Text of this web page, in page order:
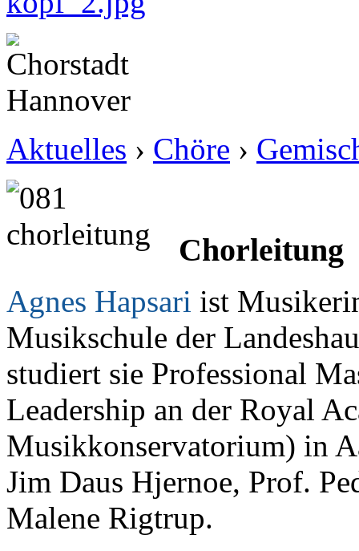
Aktuelles › Chöre ›
Chorleitung
Agnes Hapsari ist
Musikschule der
studiert sie Professional
Leadership an der Royal
Musikkonservatorium) in
Jim Daus Hjernoe, Prof.
Malene Rigtrup.